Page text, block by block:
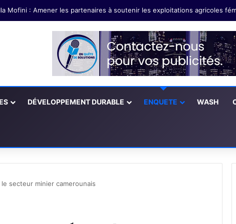
DÉVELOPPEMENT DURABLE ENQUETE WASH
secteur minier camerounais